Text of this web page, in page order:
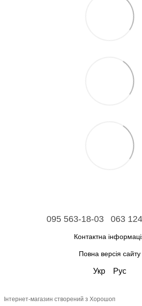
095 563-18-03 063
Контактна
Повна версія сайту
Укр Рус
Інтернет-магазин створений з Хорошоп